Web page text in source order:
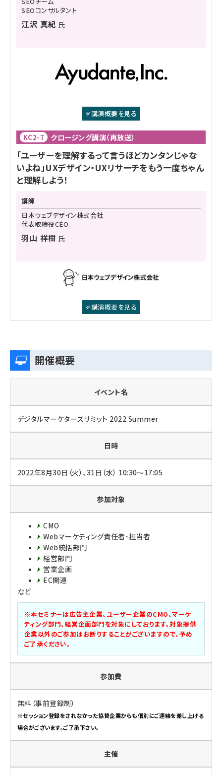
SEOコンサルタント
江沢 真紀 氏
講演概要を見る
KC2-7 クロージング講演（再放送）
「ユーザーを理解するって言うほどカンタンじゃな
いよね」UXデザイン・UXリサーチをもう一度ちゃん
と理解しよう！
講師
日本ウェブデザイン株式会社
代表取締役CEO
羽山 祥樹 氏
講演概要を見る
開催概要
イベント名
デジタルマーケターズサミット 2022 Summer
日時
2022年8月30日（火）、31日（水） 10:30～17:05
参加対象
CMO
Webマーケティング責任者･担当者
Web統括部門
経営部門
営業企画
EC関連
など
※本セミナーは広告主企業、ユーザー企業のCMO、マーケ
ティング部門、経営企画部門を対象にしております。対象提供
企業以外のご参加はお断りすることがございますので、予め
ご了承ください。
参加費
無料（事前登録制）
※セッション登録をされなかった協賛企業からも個別にご連絡を差し上げる
場合がございます。ご了承下さい。
主催